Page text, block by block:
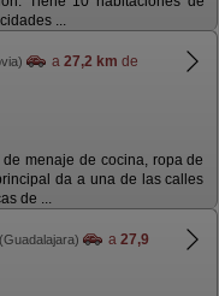
...
a 27,2 km de
menaje de cocina, ropa de
da a una de las calles
de ...
(Guadalajara) a 27,9